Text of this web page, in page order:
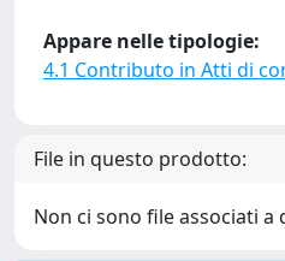
Appare nelle tipologie:
4.1 Contributo in Atti di
File in questo prodotto:
Non ci sono file associati